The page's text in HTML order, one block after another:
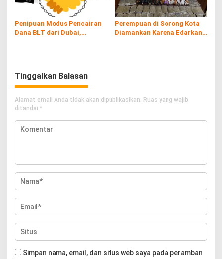
Penipuan Modus Pencairan
Dana BLT dari Dubai,
Perempuan di Sorong Kota
Diamankan Karena Edarkan
Tinggalkan Balasan
Alamat email Anda tidak akan dipublikasikan. Ruas yang wajib
ditandai *
Simpan nama, email, dan situs web saya pada peramban